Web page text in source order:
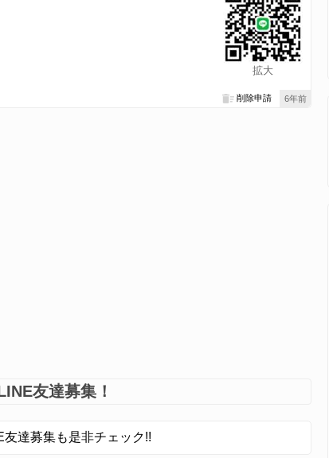
拡大
6年前
削除申請
友達募集！
友達募集も是非チェック!!